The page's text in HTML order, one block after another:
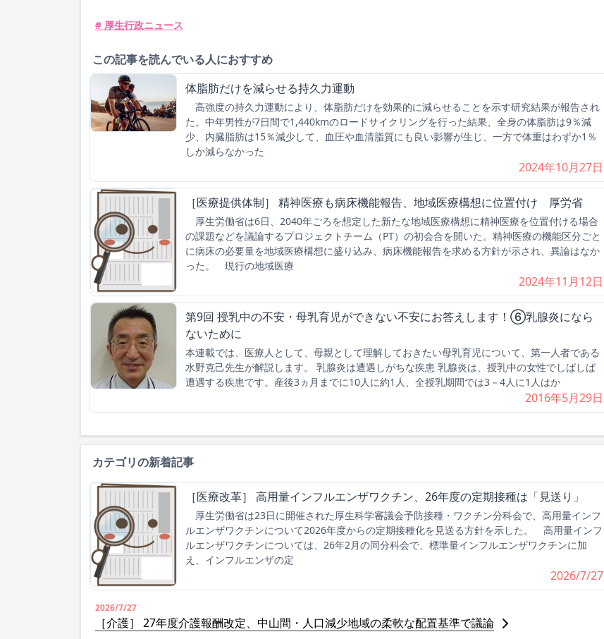
# 厚生行政ニュース
この記事を読んでいる人におすすめ
体脂肪だけを減らせる持久力運動
高強度の持久力運動により、体脂肪だけを効果的に減らせることを示す研究結果が報告され
た。中年男性が7日間で1,440kmのロードサイクリングを行った結果、全身の体脂肪は9％減
少、内臓脂肪は15％減少して、血圧や血清脂質にも良い影響が生じ、一方で体重はわずか1％
しか減らなかった
2024年10月27日
［医療提供体制］ 精神医療も病床機能報告、地域医療構想に位置付け 厚労省
厚生労働省は6日、2040年ごろを想定した新たな地域医療構想に精神医療を位置付ける場合
の課題などを議論するプロジェクトチーム（PT）の初会合を開いた。精神医療の機能区分ごと
に病床の必要量を地域医療構想に盛り込み、病床機能報告を求める方針が示され、異論はなか
った。 現行の地域医療
2024年11月12日
第9回 授乳中の不安・母乳育児ができない不安にお答えします！⑥乳腺炎になら
ないために
本連載では、医療人として、母親として理解しておきたい母乳育児について、第一人者である
水野克己先生が解説します。 乳腺炎は遭遇しがちな疾患 乳腺炎は、授乳中の女性でしばしば
遭遇する疾患です。産後3ヵ月までに10人に約1人、全授乳期間では3－4人に1人はか
2016年5月29日
カテゴリの新着記事
［医療改革］ 高用量インフルエンザワクチン、26年度の定期接種は「見送り」
厚生労働省は23日に開催された厚生科学審議会予防接種・ワクチン分科会で、高用量インフ
ルエンザワクチンについて2026年度からの定期接種化を見送る方針を示した。 高用量インフ
ルエンザワクチンについては、26年2月の同分科会で、標準量インフルエンザワクチンに加
え、インフルエンザの定
2026/7/27
2026/7/27
［介護］ 27年度介護報酬改定、中山間・人口減少地域の柔軟な配置基準で議論